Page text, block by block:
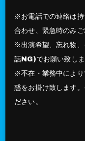
※お電話での連絡は
合わせ、緊急時のみご
※出演希望、忘れ物
話NG)でお願い致しま
※不在・業務中によ
惑をお掛け致します
ださい。